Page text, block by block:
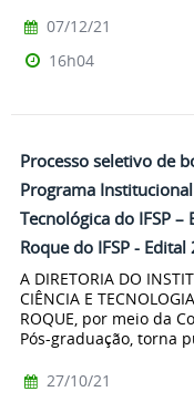
07/12/21
16h04
Processo seletivo de
Programa
Tecnológica do IFSP
Roque do IFSP -
A DIRETORIA DO
CIÊNCIA E
ROQUE, por meio da
Pós-graduação, torna
27/10/21